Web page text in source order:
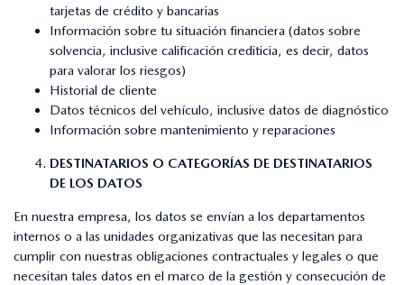
tarjetas de crédito y bancarias
Información sobre tu situación financiera (datos sobre
solvencia, inclusive calificación crediticia, es decir, datos
para valorar los riesgos)
Historial de cliente
Datos técnicos del vehículo, inclusive datos de diagnóstico
Información sobre mantenimiento y reparaciones
DESTINATARIOS O CATEGORÍAS DE DESTINATARIOS
DE LOS DATOS
En nuestra empresa, los datos se envían a los departamentos
internos o a las unidades organizativas que las necesitan para
cumplir con nuestras obligaciones contractuales y legales o que
necesitan tales datos en el marco de la gestión y consecución de